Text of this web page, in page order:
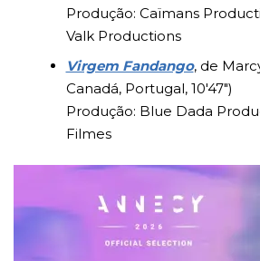
Produção: Caïmans
Valk Productions
Virgem Fandango, de
Canadá, Portugal, 10′47″)
Produção: Blue Dada
Filmes